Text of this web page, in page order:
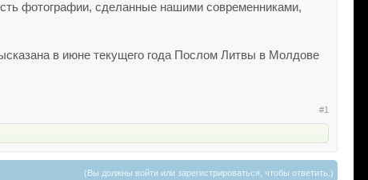
фотографии, сделанные нашими современниками,
в июне текущего года Послом Литвы в Молдове
#1
(Вы должны войти или зарегистрироваться, чтобы ответить.)